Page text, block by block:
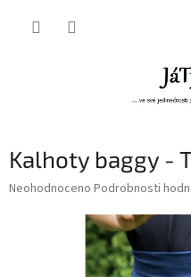
Kalhoty baggy -
Průměrné
Neohodnoceno Podrobnosti